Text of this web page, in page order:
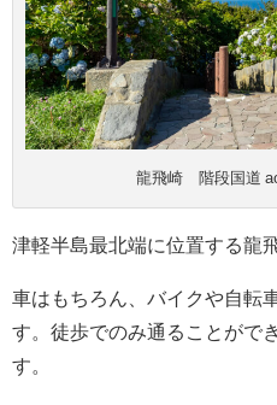
龍飛崎 階段国道
津軽半島最北端に位置する龍
車はもちろん、バイクや自転
す。徒歩でのみ通ることがで
す。